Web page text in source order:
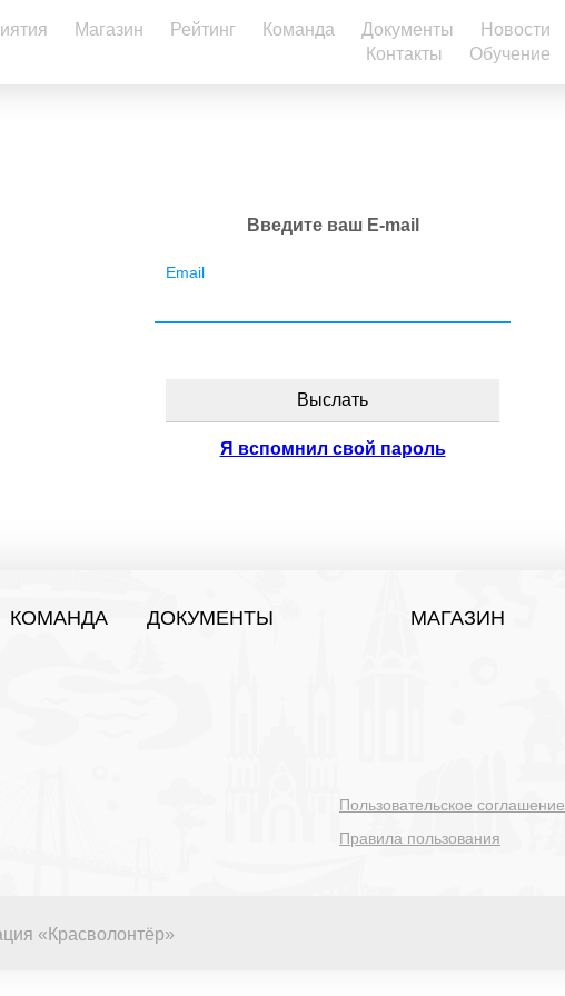
Магазин Рейтинг Команда Документы
Новости
Контакты
Обучение
Введите ваш E-mail
Email
Я вспомнил свой пароль
КОМАНДА ДОКУМЕНТЫ МАГАЗИН
Пользовательское соглашение
Правила пользования
«Красволонтёр»